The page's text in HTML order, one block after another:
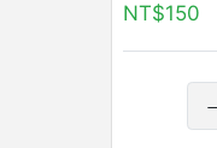
NT$150